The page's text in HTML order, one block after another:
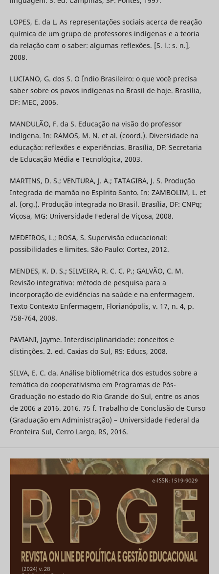
LOPES, E. da L. As representações sociais acerca de reação
química de um grupo de professores indígenas e a teoria
da relação com o saber: algumas reflexões. [S. l.: s. n.],
2008.
LUCIANO, G. dos S. O Índio Brasileiro: o que você precisa
saber sobre os povos indígenas no Brasil de hoje. Brasília,
DF: MEC, 2006.
MANDULÃO, F. da S. Educação na visão do professor
indígena. In: RAMOS, M. N. et al. (coord.). Diversidade na
educação: reflexões e experiências. Brasília, DF: Secretaria
de Educação Média e Tecnológica, 2003.
MARTINS, D. S.; VENTURA, J. A.; TATAGIBA, J. S. Produção
Integrada de mamão no Espírito Santo. In: ZAMBOLIM, L. et
al. (org.). Produção integrada no Brasil. Brasília, DF: CNPq;
Viçosa, MG: Universidade Federal de Viçosa, 2008.
MEDEIROS, L.; ROSA, S. Supervisão educacional:
possibilidades e limites. São Paulo: Cortez, 2012.
MENDES, K. D. S.; SILVEIRA, R. C. C. P.; GALVÃO, C. M.
Revisão integrativa: método de pesquisa para a
incorporação de evidências na saúde e na enfermagem.
Texto Contexto Enfermagem, Florianópolis, v. 17, n. 4, p.
758-764, 2008.
PAVIANI, Jayme. Interdisciplinaridade: conceitos e
distinções. 2. ed. Caxias do Sul, RS: Educs, 2008.
SILVA, E. C. da. Análise bibliométrica dos estudos sobre a
temática do cooperativismo em Programas de Pós-
Graduação no estado do Rio Grande do Sul, entre os anos
de 2006 a 2016. 2016. 75 f. Trabalho de Conclusão de Curso
(Graduação em Administração) – Universidade Federal da
Fronteira Sul, Cerro Largo, RS, 2016.